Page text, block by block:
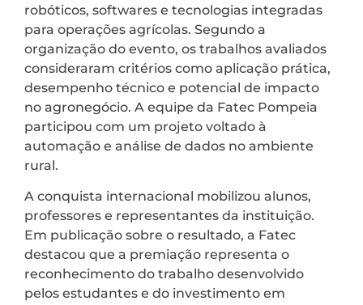
robóticos, softwares e tecnologias integradas
para operações agrícolas. Segundo a
organização do evento, os trabalhos avaliados
consideraram critérios como aplicação prática,
desempenho técnico e potencial de impacto
no agronegócio. A equipe da Fatec Pompeia
participou com um projeto voltado à
automação e análise de dados no ambiente
rural.
A conquista internacional mobilizou alunos,
professores e representantes da instituição.
Em publicação sobre o resultado, a Fatec
destacou que a premiação representa o
reconhecimento do trabalho desenvolvido
pelos estudantes e do investimento em